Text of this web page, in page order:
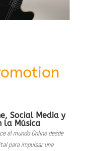
Social Media y
la Música
el mundo Online desde
para impulsar una